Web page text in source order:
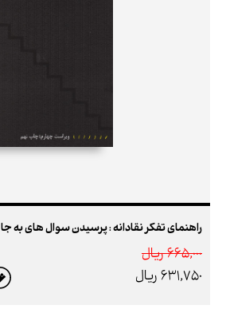
راهنمای تفکر نقادانه : پرسیدن سوال های به جا
665,000 ريال
631,750 ريال